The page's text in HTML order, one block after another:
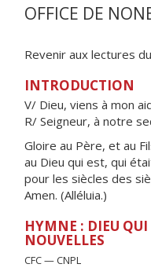
OFFICE DE
Revenir aux lectures du
INTRODUCTION
V/ Dieu, viens à mon
R/ Seigneur, à notre
Gloire au Père, et au
au Dieu qui est, qui
pour les siècles des
Amen. (Alléluia.)
HYMNE : DIEU QUI
NOUVELLES
CFC — CNPL